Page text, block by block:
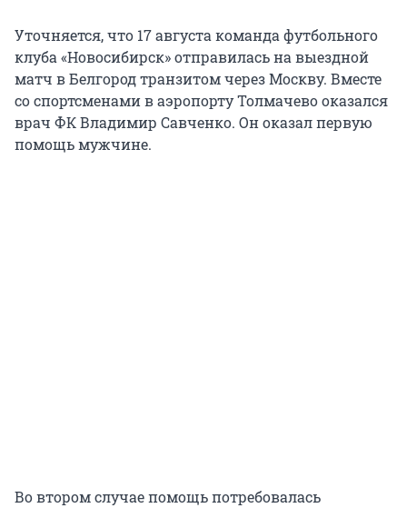
Уточняется, что 17 августа команда футбольного
клуба «Новосибирск» отправилась на выездной
матч в Белгород транзитом через Москву. Вместе
со спортсменами в аэропорту Толмачево оказался
врач ФК Владимир Савченко. Он оказал первую
помощь мужчине.
Во втором случае помощь потребовалась